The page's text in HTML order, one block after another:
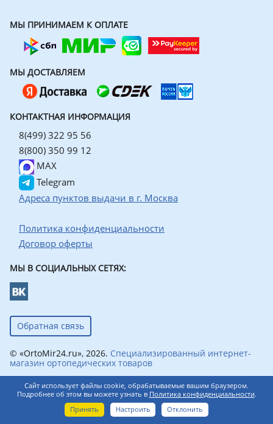
МЫ ПРИНИМАЕМ К ОПЛАТЕ
МЫ ДОСТАВЛЯЕМ
КОНТАКТНАЯ ИНФОРМАЦИЯ
8(499) 322 95 56
8(800) 350 99 12
MAX
Telegram
Адреса пунктов выдачи в г. Москва
Политика конфиденциальности
Договор оферты
МЫ В СОЦИАЛЬНЫХ СЕТЯХ:
Обратная связь
© «OrtoMir24.ru», 2026. Специализированный интернет-
магазин ортопедических товаров
Сайт использует файлы cookie, обрабатываемые вашим браузером.
Подробнее об этом вы можете узнать в Политика конфиденциальности.
Принять
Настроить Отклонить
Каталог
0
Корзина